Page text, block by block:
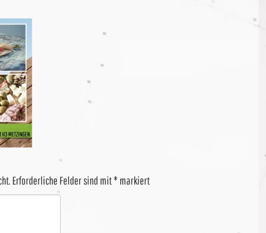
Erforderliche Felder sind mit* markiert